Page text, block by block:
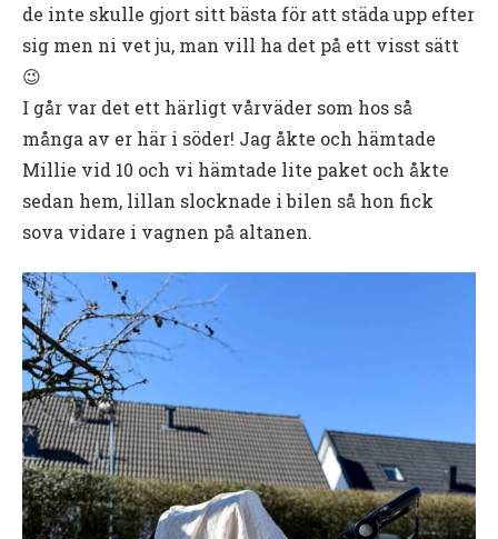
de inte skulle gjort sitt bästa för att städa upp efter
sig men ni vet ju, man vill ha det på ett visst sätt
😉
I går var det ett härligt vårväder som hos så
många av er här i söder! Jag åkte och hämtade
Millie vid 10 och vi hämtade lite paket och åkte
sedan hem, lillan slocknade i bilen så hon fick
sova vidare i vagnen på altanen.